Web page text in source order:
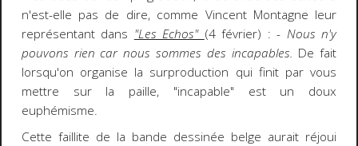
n'est-elle pas de dire, comme Vincent Montagne leur
représentant dans "Les Echos" (4 février) : - Nous n'y
pouvons rien car nous sommes des incapables. De fait
lorsqu'on organise la surproduction qui finit par vous
mettre sur la paille, "incapable" est un doux
euphémisme.
Cette faillite de la bande dessinée belge aurait réjoui